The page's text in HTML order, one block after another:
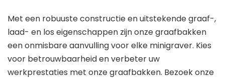
Met een robuuste constructie en uitstekende graaf-,
laad- en los eigenschappen zijn onze graafbakken
een onmisbare aanvulling voor elke minigraver. Kies
voor betrouwbaarheid en verbeter uw
werkprestaties met onze graafbakken. Bezoek onze